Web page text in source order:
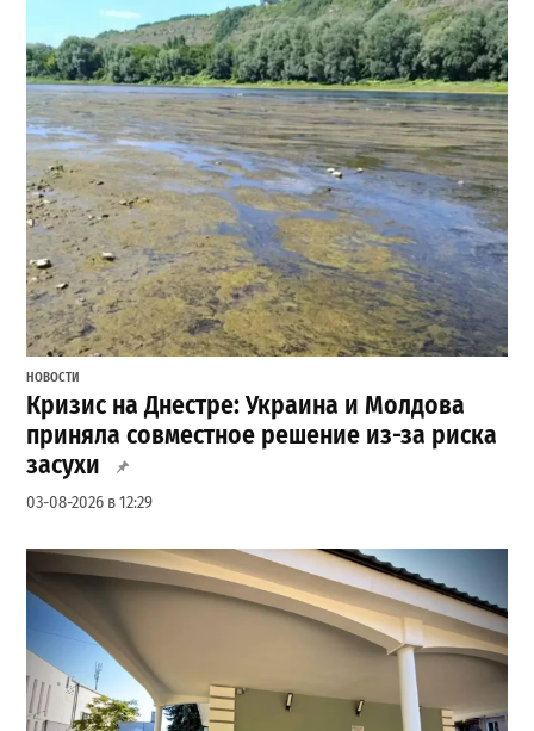
НОВОСТИ
Кризис на Днестре: Украина и Молдова
приняла совместное решение из-за риска
засухи
03-08-2026 в 12:29